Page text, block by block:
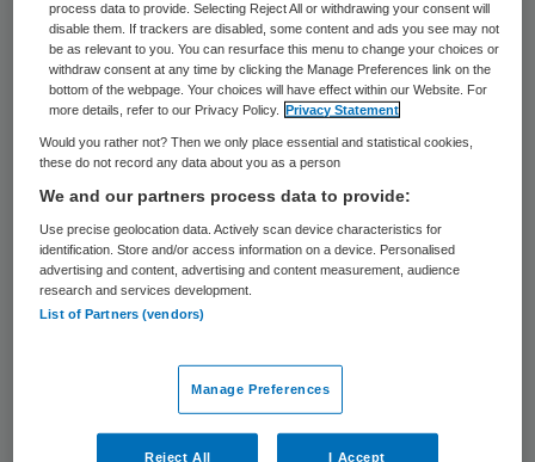
Paul Schnabel is per 1 september 2013
benoemd tot voorzitter van het
Innovatiefonds Zorgverzekeraars. Schnabel
volgt Niek de Jong op.
De Jong is voorzitter van het
Innovatiefonds Zorgverzekeraars vanaf de
oprichting van het Fonds in 1999, maar
treedt nu terug vanwege het aflopen van
zijn laatste termijn.
process data to provide. Selecting Reject All or withdrawing your consent will
disable them. If trackers are disabled, some content and ads you see may not
be as relevant to you. You can resurface this menu to change your choices or
withdraw consent at any time by clicking the Manage Preferences link on the
bottom of the webpage. Your choices will have effect within our Website. For
more details, refer to our Privacy Policy.
Privacy Statement
Would you rather not? Then we only place essential and statistical cookies,
these do not record any data about you as a person
We and our partners process data to provide:
Use precise geolocation data. Actively scan device characteristics for
identification. Store and/or access information on a device. Personalised
advertising and content, advertising and content measurement, audience
research and services development.
List of Partners (vendors)
Manage Preferences
Reject All I Accept